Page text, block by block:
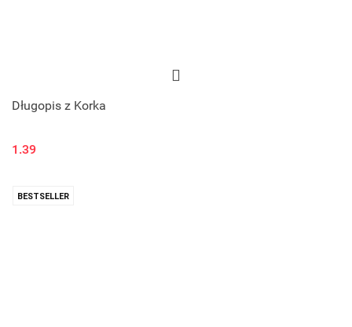
Długopis z Korka
1.39
BESTSELLER